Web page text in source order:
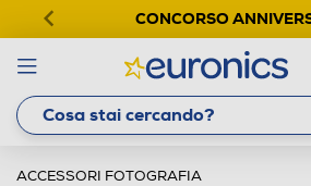
CONCORSO
ACCESSORI FOTOGRAFIA